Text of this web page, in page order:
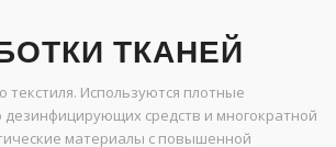
ТКАНЕЙ
Используются плотные
средств и многократной
материалы с повышенной